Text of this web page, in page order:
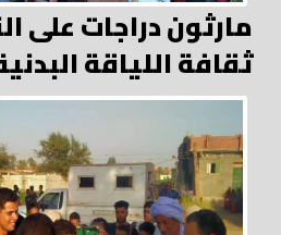
مارثون دراجات على
ثقافة اللياقة